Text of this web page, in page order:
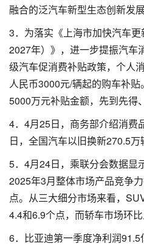
融合的泛汽车新型生态创新发展
3．为落实《上海市加快汽车
2027年）》，进一步提振汽车
级汽车促消费补贴政策，个人
人民币3000元/辆起的购车补
5000万元补贴金额，先到先得
4．4月25日，商务部介绍消费
日，全国汽车以旧换新270.5万
5．4月24日，乘联分会数据显
2025年3月整体市场产品竞争
点。从三大细分市场来看，
4.4和6.9个点，而轿车市场环比
6．比亚迪第一季度净利润91.5